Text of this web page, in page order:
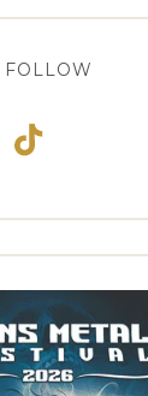
FOLLOW
TikTok